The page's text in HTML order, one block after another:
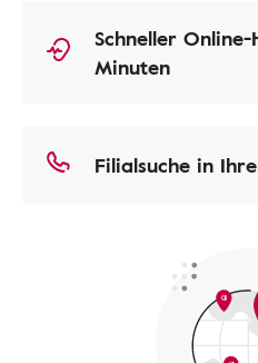
Schneller
Minuten
Filialsuche in